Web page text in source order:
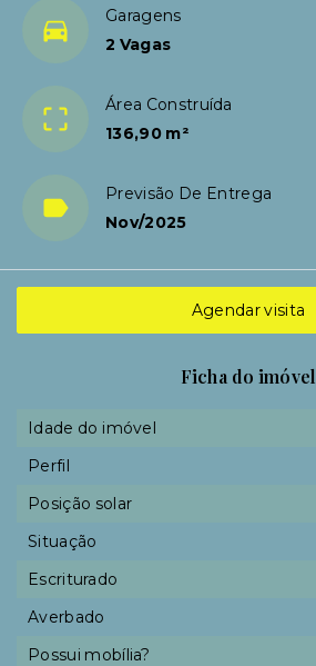
Garagens
2 Vagas
Área Construída
136,90 m²
Previsão De Entrega
Nov/2025
Agendar visita
Ficha do imóvel
Idade do imóvel
Perfil
Posição solar
Situação
Escriturado
Averbado
Possui mobília?